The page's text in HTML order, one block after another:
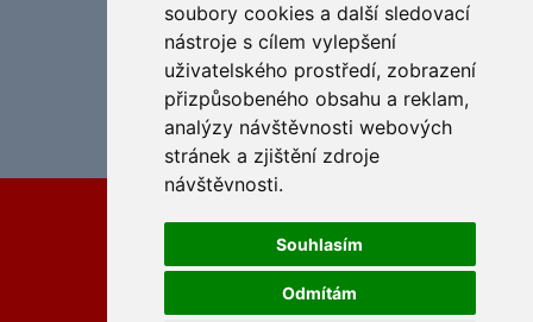
soubory cookies a další sledovací
nástroje s cílem vylepšení
uživatelského prostředí, zobrazení
přizpůsobeného obsahu a reklam,
analýzy návštěvnosti webových
stránek a zjištění zdroje
návštěvnosti.
Souhlasím
Odmítám
Mapa stránek
Prohlášení o přístupnosti